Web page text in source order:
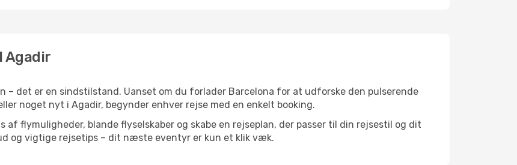
Agadir
– det er en sindstilstand. Uanset om du forlader Barcelona for at udforske den pulserende
noget nyt i Agadir, begynder enhver rejse med en enkelt booking.
af flymuligheder, blande flyselskaber og skabe en rejseplan, der passer til din rejsestil og dit
og vigtige rejsetips – dit næste eventyr er kun et klik væk.